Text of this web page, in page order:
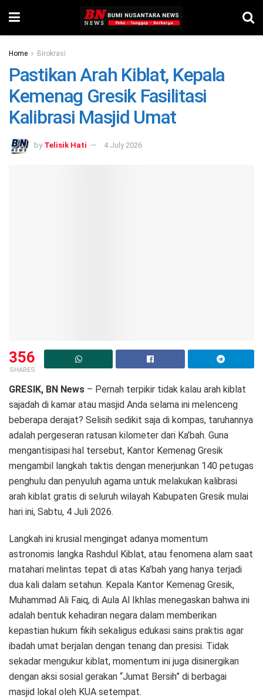
Home Birokrasi
Pastikan Arah Kiblat, Kepala
Kemenag Gresik Fasilitasi
Kalibrasi Masjid Umat
by Telisik Hati 4 July 2026
356
SHARES
GRESIK, BN News – Pernah terpikir tidak kalau arah kiblat
sajadah di kamar atau masjid Anda selama ini melenceng
beberapa derajat? Selisih sedikit saja di kompas, taruhannya
adalah pergeseran ratusan kilometer dari Ka’bah. Guna
mengantisipasi hal tersebut, Kantor Kemenag Gresik
mengambil langkah taktis dengan menerjunkan 140 petugas
penghulu dan penyuluh agama untuk melakukan kalibrasi
arah kiblat gratis di seluruh wilayah Kabupaten Gresik mulai
hari ini, Sabtu, 4 Juli 2026.
Langkah ini krusial mengingat adanya momentum
astronomis langka Rashdul Kiblat, atau fenomena alam saat
matahari melintas tepat di atas Ka’bah yang hanya terjadi
dua kali dalam setahun. Kepala Kantor Kemenag Gresik,
Muhammad Ali Faiq, di Aula Al Ikhlas menegaskan bahwa ini
adalah bentuk kehadiran negara dalam memberikan
kepastian hukum fikih sekaligus edukasi sains praktis agar
ibadah umat berjalan dengan tenang dan presisi. Tidak
sekadar mengukur kiblat, momentum ini juga disinergikan
dengan aksi sosial gerakan “Jumat Bersih” di berbagai
masjid lokal oleh KUA setempat.